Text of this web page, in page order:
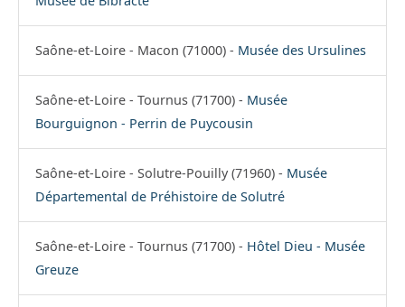
Saône-et-Loire - Macon (71000) - Musée des Ursulines
Saône-et-Loire - Tournus (71700) - Musée
Bourguignon - Perrin de Puycousin
Saône-et-Loire - Solutre-Pouilly (71960) - Musée
Départemental de Préhistoire de Solutré
Saône-et-Loire - Tournus (71700) - Hôtel Dieu - Musée
Greuze